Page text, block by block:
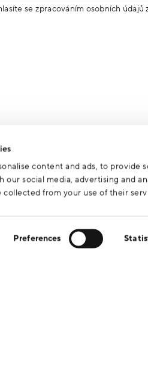
content and ads, to provide
our social media, advertising and
collected from your use of their
Preferences
se zpracováním osobních údajů